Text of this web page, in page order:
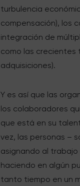
turbulencia
compensación), los
integración de
como las crecientes
adquisiciones).
Y es así que las
los colaboradores
que está en su
vez, las personas –
asignando al
haciendo en algún
tanto tiempo en un